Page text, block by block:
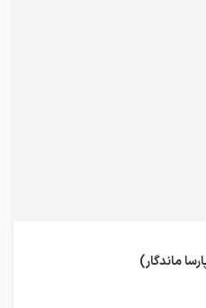
ماندگار)